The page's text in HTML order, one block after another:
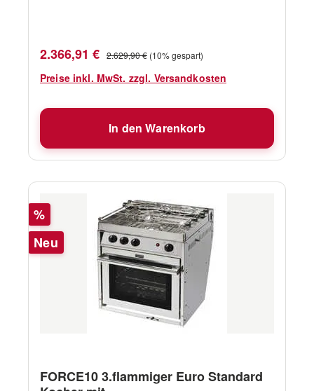
Größen.ErsatzteileAbmessungen
Verkaufspreis:
2.366,91 € Regulärer Preis:
2.629,90 € (10% gespart)
Preise inkl. MwSt. zzgl. Versandkosten
In den Warenkorb
Rabatt
%
Neu
FORCE10 3.flammiger Euro Standard